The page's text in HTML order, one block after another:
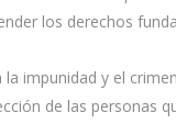
los derechos
impunidad y el
de las personas